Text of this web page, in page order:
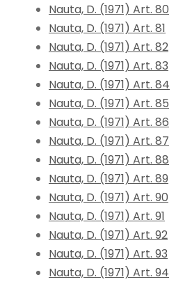
Nauta, D. (1971) Art. 80
Nauta, D. (1971) Art. 81
Nauta, D. (1971) Art. 82
Nauta, D. (1971) Art. 83
Nauta, D. (1971) Art. 84
Nauta, D. (1971) Art. 85
Nauta, D. (1971) Art. 86
Nauta, D. (1971) Art. 87
Nauta, D. (1971) Art. 88
Nauta, D. (1971) Art. 89
Nauta, D. (1971) Art. 90
Nauta, D. (1971) Art. 91
Nauta, D. (1971) Art. 92
Nauta, D. (1971) Art. 93
Nauta, D. (1971) Art. 94